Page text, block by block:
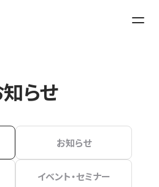
らせ
お知らせ
イベント・セミナー